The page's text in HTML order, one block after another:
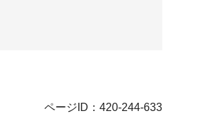
ページID：420-244-633